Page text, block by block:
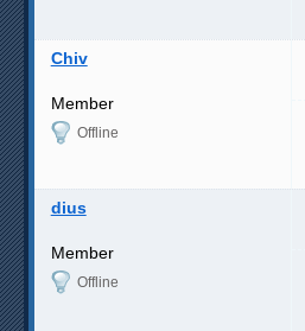
Chiv
Member
Offline
dius
Member
Offline